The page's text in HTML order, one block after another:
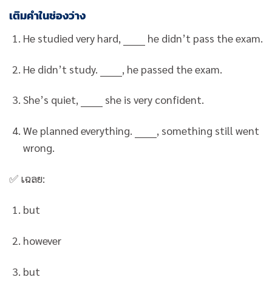
เติมคำในช่องว่าง
He studied very hard, ______ he didn’t pass the exam.
He didn’t study. ______, he passed the exam.
She’s quiet, ______ she is very confident.
We planned everything. ______, something still went
wrong.
✅ เฉลย:
but
however
but